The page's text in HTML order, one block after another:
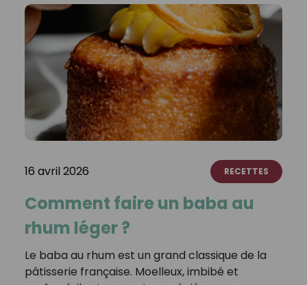
16 avril 2026 RECETTES
Comment faire un baba au
rhum léger ?
Le baba au rhum est un grand classique de la
pâtisserie française. Moelleux, imbibé et